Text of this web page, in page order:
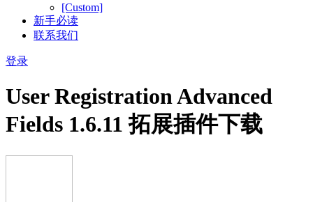
[Custom]
新手必读
联系我们
登录
User Registration Advanced
Fields 1.6.11 拓展插件下载